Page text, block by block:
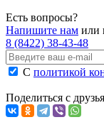
Есть вопросы?
Напишите нам или
8 (8422) 38-43-48
С политикой
Поделиться с